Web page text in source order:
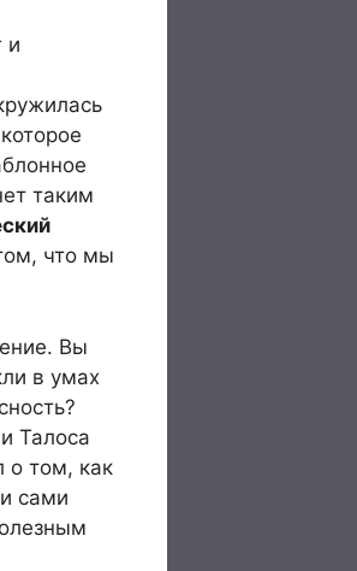
и
таким
что мы
Вы
в умах
Талоса
о том, как
сами